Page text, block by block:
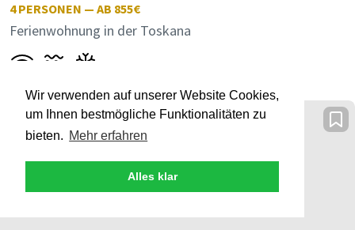
Wir verwenden auf unserer Website Cookies,
um Ihnen bestmögliche Funktionalitäten zu
bieten. Mehr erfahren
Alles klar
4PERSONEN — AB 855€
Ferienwohnung in der Toskana